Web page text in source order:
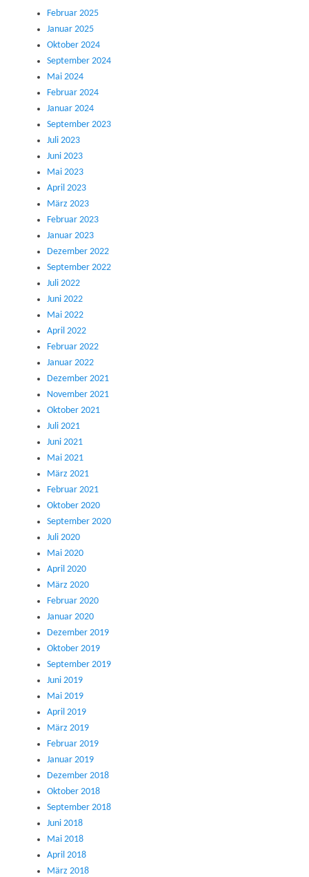
Februar 2025
Januar 2025
Oktober 2024
September 2024
Mai 2024
Februar 2024
Januar 2024
September 2023
Juli 2023
Juni 2023
Mai 2023
April 2023
März 2023
Februar 2023
Januar 2023
Dezember 2022
September 2022
Juli 2022
Juni 2022
Mai 2022
April 2022
Februar 2022
Januar 2022
Dezember 2021
November 2021
Oktober 2021
Juli 2021
Juni 2021
Mai 2021
März 2021
Februar 2021
Oktober 2020
September 2020
Juli 2020
Mai 2020
April 2020
März 2020
Februar 2020
Januar 2020
Dezember 2019
Oktober 2019
September 2019
Juni 2019
Mai 2019
April 2019
März 2019
Februar 2019
Januar 2019
Dezember 2018
Oktober 2018
September 2018
Juni 2018
Mai 2018
April 2018
März 2018